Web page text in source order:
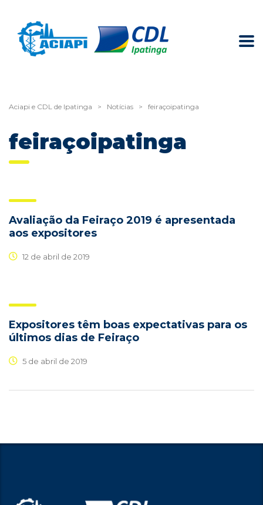
Aciapi e CDL de Ipatinga > Notícias > feiraçoipatinga
feiraçoipatinga
Avaliação da Feiraço 2019 é apresentada
aos expositores
12 de abril de 2019
Expositores têm boas expectativas para os
últimos dias de Feiraço
5 de abril de 2019